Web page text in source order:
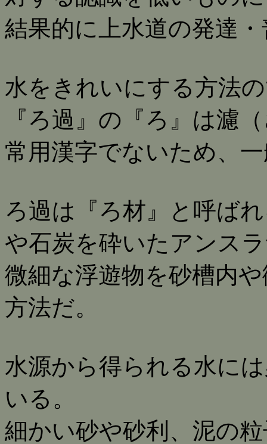
結果的に上水道の発達
水をきれいにする方法
『ろ過』の『ろ』は濾
常用漢字でないため、
ろ過は『ろ材』と呼ば
や石炭を砕いたアンス
微細な浮遊物を砂槽内
方法だ。
水源から得られる水に
いる。
細かい砂や砂利、泥の